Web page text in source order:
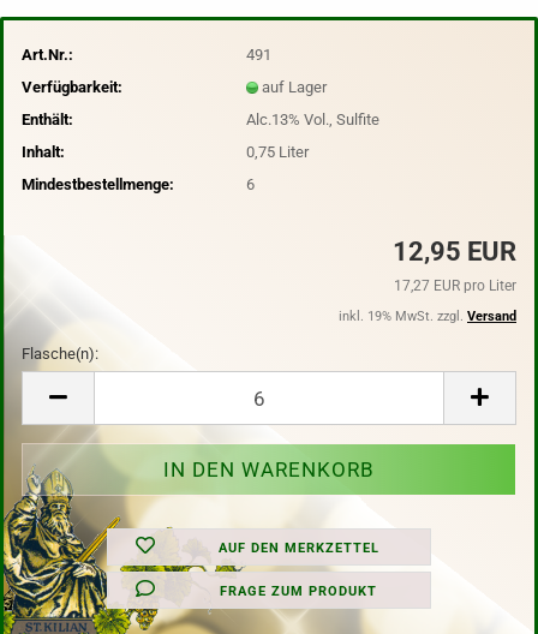
Art.Nr.:
491
Verfügbarkeit:
auf Lager
Enthält:
Alc.13% Vol., Sulfite
Inhalt:
0,75 Liter
Mindestbestellmenge:
6
12,95 EUR
17,27 EUR pro Liter
inkl. 19% MwSt. zzgl. Versand
Flasche(n):
AUF DEN MERKZETTEL
FRAGE ZUM PRODUKT